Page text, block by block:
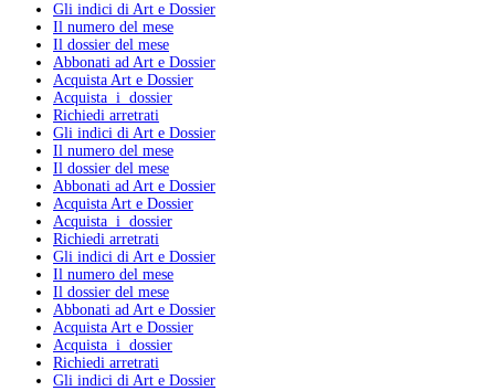
Gli indici di Art e Dossier
Il numero del mese
Il dossier del mese
Abbonati ad Art e Dossier
Acquista Art e Dossier
Acquista i dossier
Richiedi arretrati
Gli indici di Art e Dossier
Il numero del mese
Il dossier del mese
Abbonati ad Art e Dossier
Acquista Art e Dossier
Acquista i dossier
Richiedi arretrati
Gli indici di Art e Dossier
Il numero del mese
Il dossier del mese
Abbonati ad Art e Dossier
Acquista Art e Dossier
Acquista i dossier
Richiedi arretrati
Gli indici di Art e Dossier